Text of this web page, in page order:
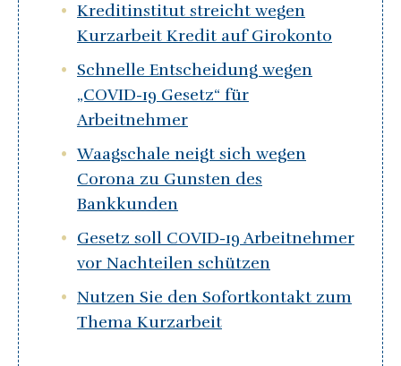
Kreditinstitut streicht wegen
Kurzarbeit Kredit auf Girokonto
Schnelle Entscheidung wegen
„COVID-19 Gesetz“ für
Arbeitnehmer
Waagschale neigt sich wegen
Corona zu Gunsten des
Bankkunden
Gesetz soll COVID-19 Arbeitnehmer
vor Nachteilen schützen
Nutzen Sie den Sofortkontakt zum
Thema Kurzarbeit